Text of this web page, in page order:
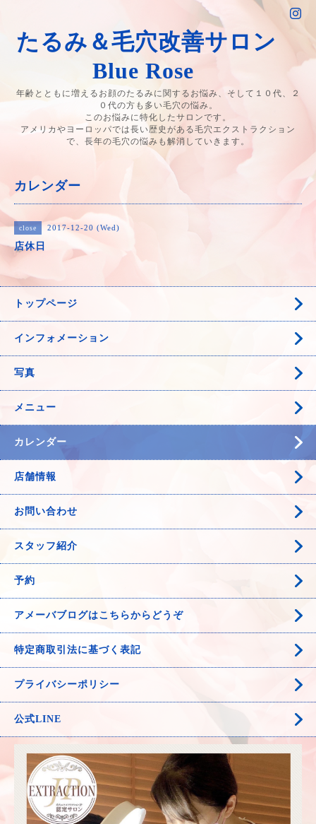
たるみ＆毛穴改善サロン
Blue Rose
年齢とともに増えるお顔のたるみに関するお悩み、そして１０代、２
０代の方も多い毛穴の悩み。
このお悩みに特化したサロンです。
アメリカやヨーロッパでは長い歴史がある毛穴エクストラクション
で、長年の毛穴の悩みも解消していきます。
カレンダー
close 2017-12-20 (Wed)
店休日
トップページ
インフォメーション
写真
メニュー
カレンダー
店舗情報
お問い合わせ
スタッフ紹介
予約
アメーバブログはこちらからどうぞ
特定商取引法に基づく表記
プライバシーポリシー
公式LINE